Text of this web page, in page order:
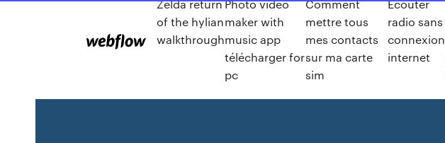
Zelda return
of the hylian
walkthrough
Photo video
maker with
music app
télécharger for
pc
Comment
mettre tous
mes contacts
sur ma carte
sim
Ecouter
radio sans
connexion
internet